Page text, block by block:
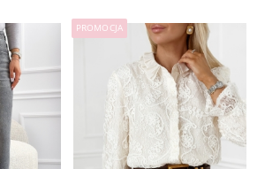
PROMOCJA